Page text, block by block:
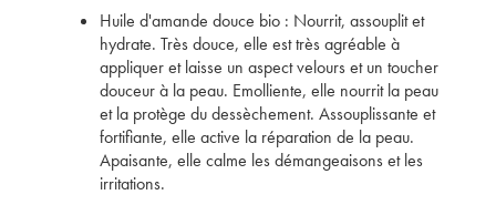
Huile d'amande douce bio : Nourrit, assouplit et
hydrate. Très douce, elle est très agréable à
appliquer et laisse un aspect velours et un toucher
douceur à la peau. Emolliente, elle nourrit la peau
et la protège du dessèchement. Assouplissante et
fortifiante, elle active la réparation de la peau.
Apaisante, elle calme les démangeaisons et les
irritations.